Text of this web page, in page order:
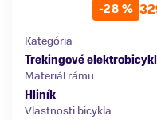
-28 %
Kategória
Trekingové
Materiál rámu
Hliník
Vlastnosti bicykla